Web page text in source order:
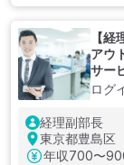
【
アウ
サー
ログ
経理副部長
東京都豊島区
年収700〜